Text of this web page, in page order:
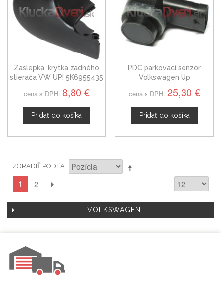
Zaslepka, krytka zadného
stierača VW UP! 5K6955435
cena s DPH: 8,80 €
Pridať do košíka
PDC parkovací senzor
Volkswagen Up
cena s DPH: 25,30 €
Pridať do košíka
ZORADIŤ PODĽA
1 2
VOLKSWAGEN